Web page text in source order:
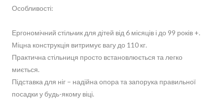
Особливості:
Ергономічний стільчик для дітей від 6 місяців і до 99 років +.
Міцна конструкція витримує вагу до 110 кг.
Практична стільниця просто встановлюється та легко
миється.
Підставка для ніг – надійна опора та запорука правильної
посадки у будь-якому віці.